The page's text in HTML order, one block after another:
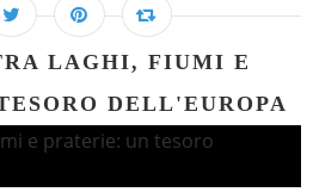
LAGHI, FIUMI E
DELL'EUROPA